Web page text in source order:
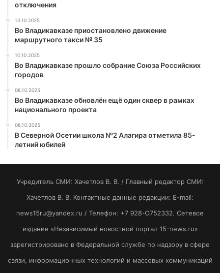
отключения
13.10.2025
Во Владикавказе приостановлено движение
маршрутного такси № 35
10.10.2025
Во Владикавказе прошло собрание Союза Российских
городов
08.10.2025
Во Владикавказе обновлён ещё один сквер в рамках
национального проекта
06.10.2025
В Северной Осетии школа №2 Алагира отметила 85-
летний юбилей
Учредитель СМИ: Хaчeтлoв B. B. / Главный редактор СМИ:
Хaчeтлoв B. B. Контактные данные редакции: E-mail:
news15ru@yandex.ru / Телефон: +7 928-O752332. Сетевое
издание «Независимый новостной портал 15-news.ru»
зарегистрировано в Федеральной службе по надзору в сфере
связи, информационных технологий и массовых коммуникаций